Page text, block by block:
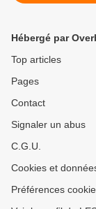
Hébergé par
Top articles
Pages
Contact
Signaler un abus
C.G.U.
Cookies et
Préférences